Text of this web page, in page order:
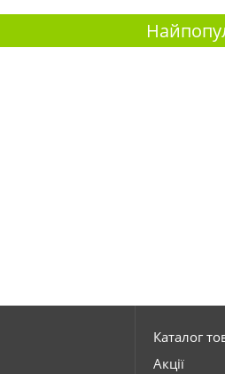
Каталог
Акції